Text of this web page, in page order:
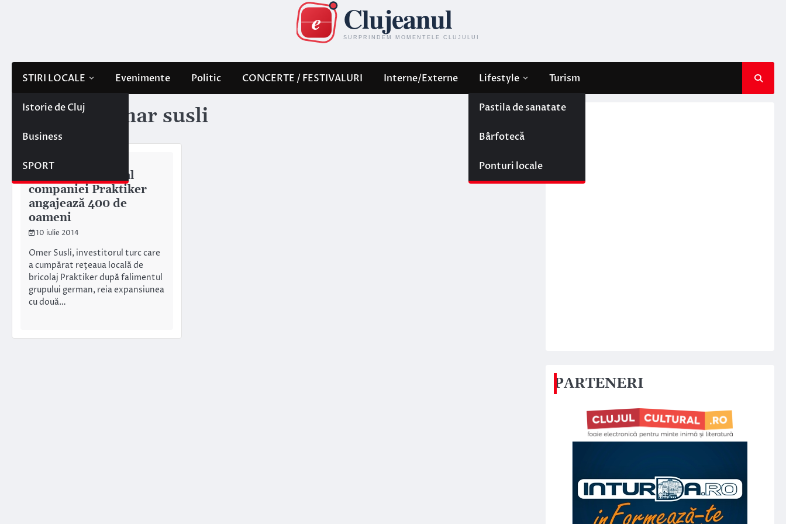
STIRI LOCALE
Istorie de Cluj
Business
SPORT
Evenimente Politic CONCERTE / FESTIVALURI Interne/Externe Lifestyle
Pastila de sanatate
Bârfotecă
Ponturi locale
Turism
Etichetă: omar susli
INTERNE/EXTERNE
Noul proprietar al
companiei Praktiker
angajează 400 de
oameni
10 iulie 2014
Omer Susli, investitorul turc care
a cumpărat reţeaua locală de
bricolaj Prak­tiker după falimentul
grupului german, reia expansiunea
cu două…
PARTENERI